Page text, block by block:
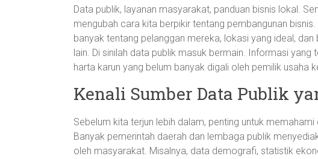
Data publik, layanan masyarakat, panduan bisnis lokal.
mengubah cara kita berpikir tentang pembangunan
banyak tentang pelanggan mereka, lokasi yang ideal,
lain. Di sinilah data publik masuk bermain. Informasi
harta karun yang belum banyak digali oleh pemilik usaha
Kenali Sumber Data Publik
Sebelum kita terjun lebih dalam, penting untuk
Banyak pemerintah daerah dan lembaga publik
oleh masyarakat. Misalnya, data demografi, statistik